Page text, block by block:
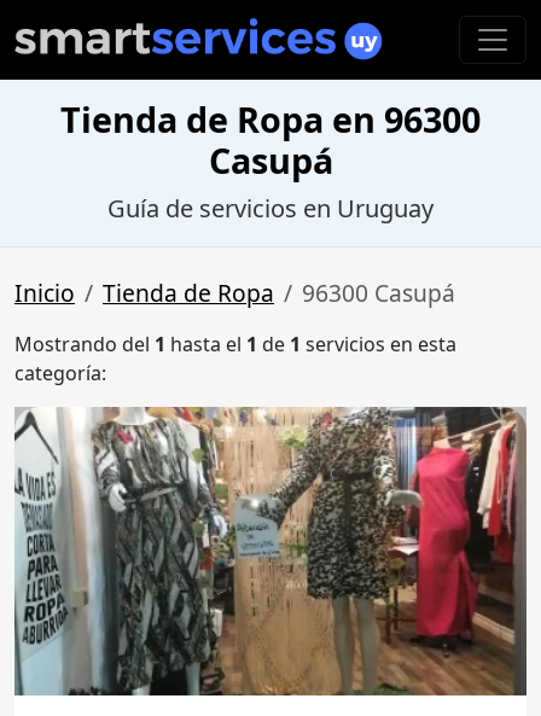
Tienda de Ropa en 96300
Casupá
Guía de servicios en Uruguay
Inicio Tienda de Ropa 96300 Casupá
Mostrando del 1 hasta el 1 de 1 servicios en esta
categoría: